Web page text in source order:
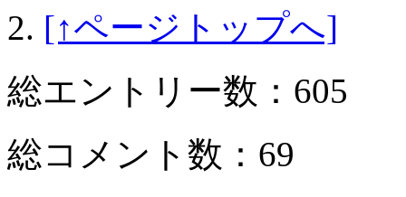
[↑ページトップへ]
総エントリー数：605
総コメント数：69